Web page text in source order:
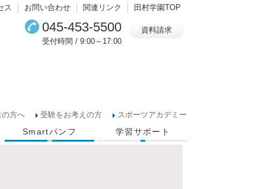
ス お問い合わせ 関連リンク 田村学園TOP
045-453-5500
受付時間 / 9:00～17:00
資料請求
の方へ 受験をお考えの方 スポーツアカデミー
Smartパンフ 学習サポート